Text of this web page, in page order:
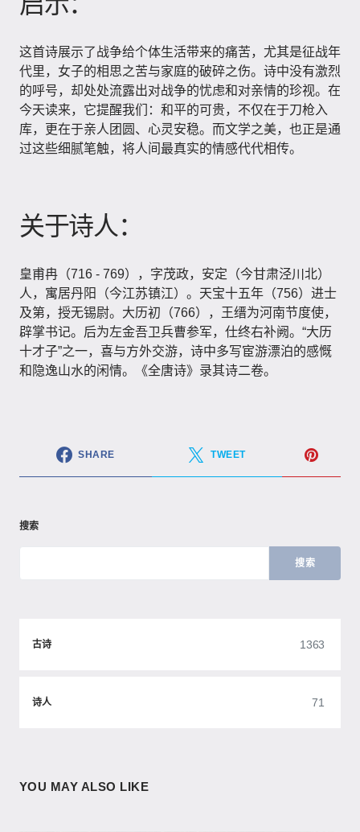
这首诗展示了战争给个体生活带来的痛苦，尤其是征战年
代里，女子的相思之苦与家庭的破碎之伤。诗中没有激烈
的呼号，却处处流露出对战争的忧虑和对亲情的珍视。在
今天读来，它提醒我们：和平的可贵，不仅在于刀枪入
库，更在于亲人团圆、心灵安稳。而文学之美，也正是通
过这些细腻笔触，将人间最真实的情感代代相传。
关于诗人：
皇甫冉（716 - 769），字茂政，安定（今甘肃泾川北）
人，寓居丹阳（今江苏镇江）。天宝十五年（756）进士
及第，授无锡尉。大历初（766），王缙为河南节度使，
辟掌书记。后为左金吾卫兵曹参军，仕终右补阙。“大历
十才子”之一，喜与方外交游，诗中多写宦游漂泊的感慨
和隐逸山水的闲情。《全唐诗》录其诗二卷。
SHARE TWEET
搜索
搜索
古诗 1363
诗人 71
YOU MAY ALSO LIKE